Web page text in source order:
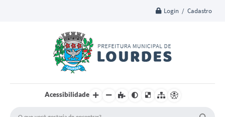
Login / Cadastro
Acessibilidade